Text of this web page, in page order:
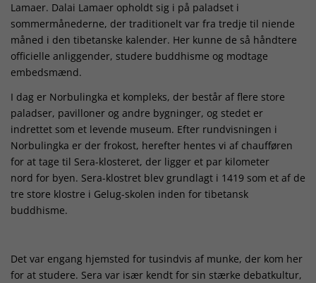
Lamaer. Dalai Lamaer opholdt sig i på paladset i
sommermånederne, der traditionelt var fra tredje til niende
måned i den tibetanske kalender. Her kunne de så håndtere
officielle anliggender, studere buddhisme og modtage
embedsmænd.
I dag er Norbulingka et kompleks, der består af flere store
paladser, pavilloner og andre bygninger, og stedet er
indrettet som et levende museum. Efter rundvisningen i
Norbulingka er der frokost, herefter hentes vi af chaufføren
for at tage til Sera-klosteret, der ligger et par kilometer
nord for byen. Sera-klostret blev grundlagt i 1419 som et af de
tre store klostre i Gelug-skolen inden for tibetansk
buddhisme.
Det var engang hjemsted for tusindvis af munke, der kom her
for at studere. Sera var især kendt for sin stærke debatkultur,